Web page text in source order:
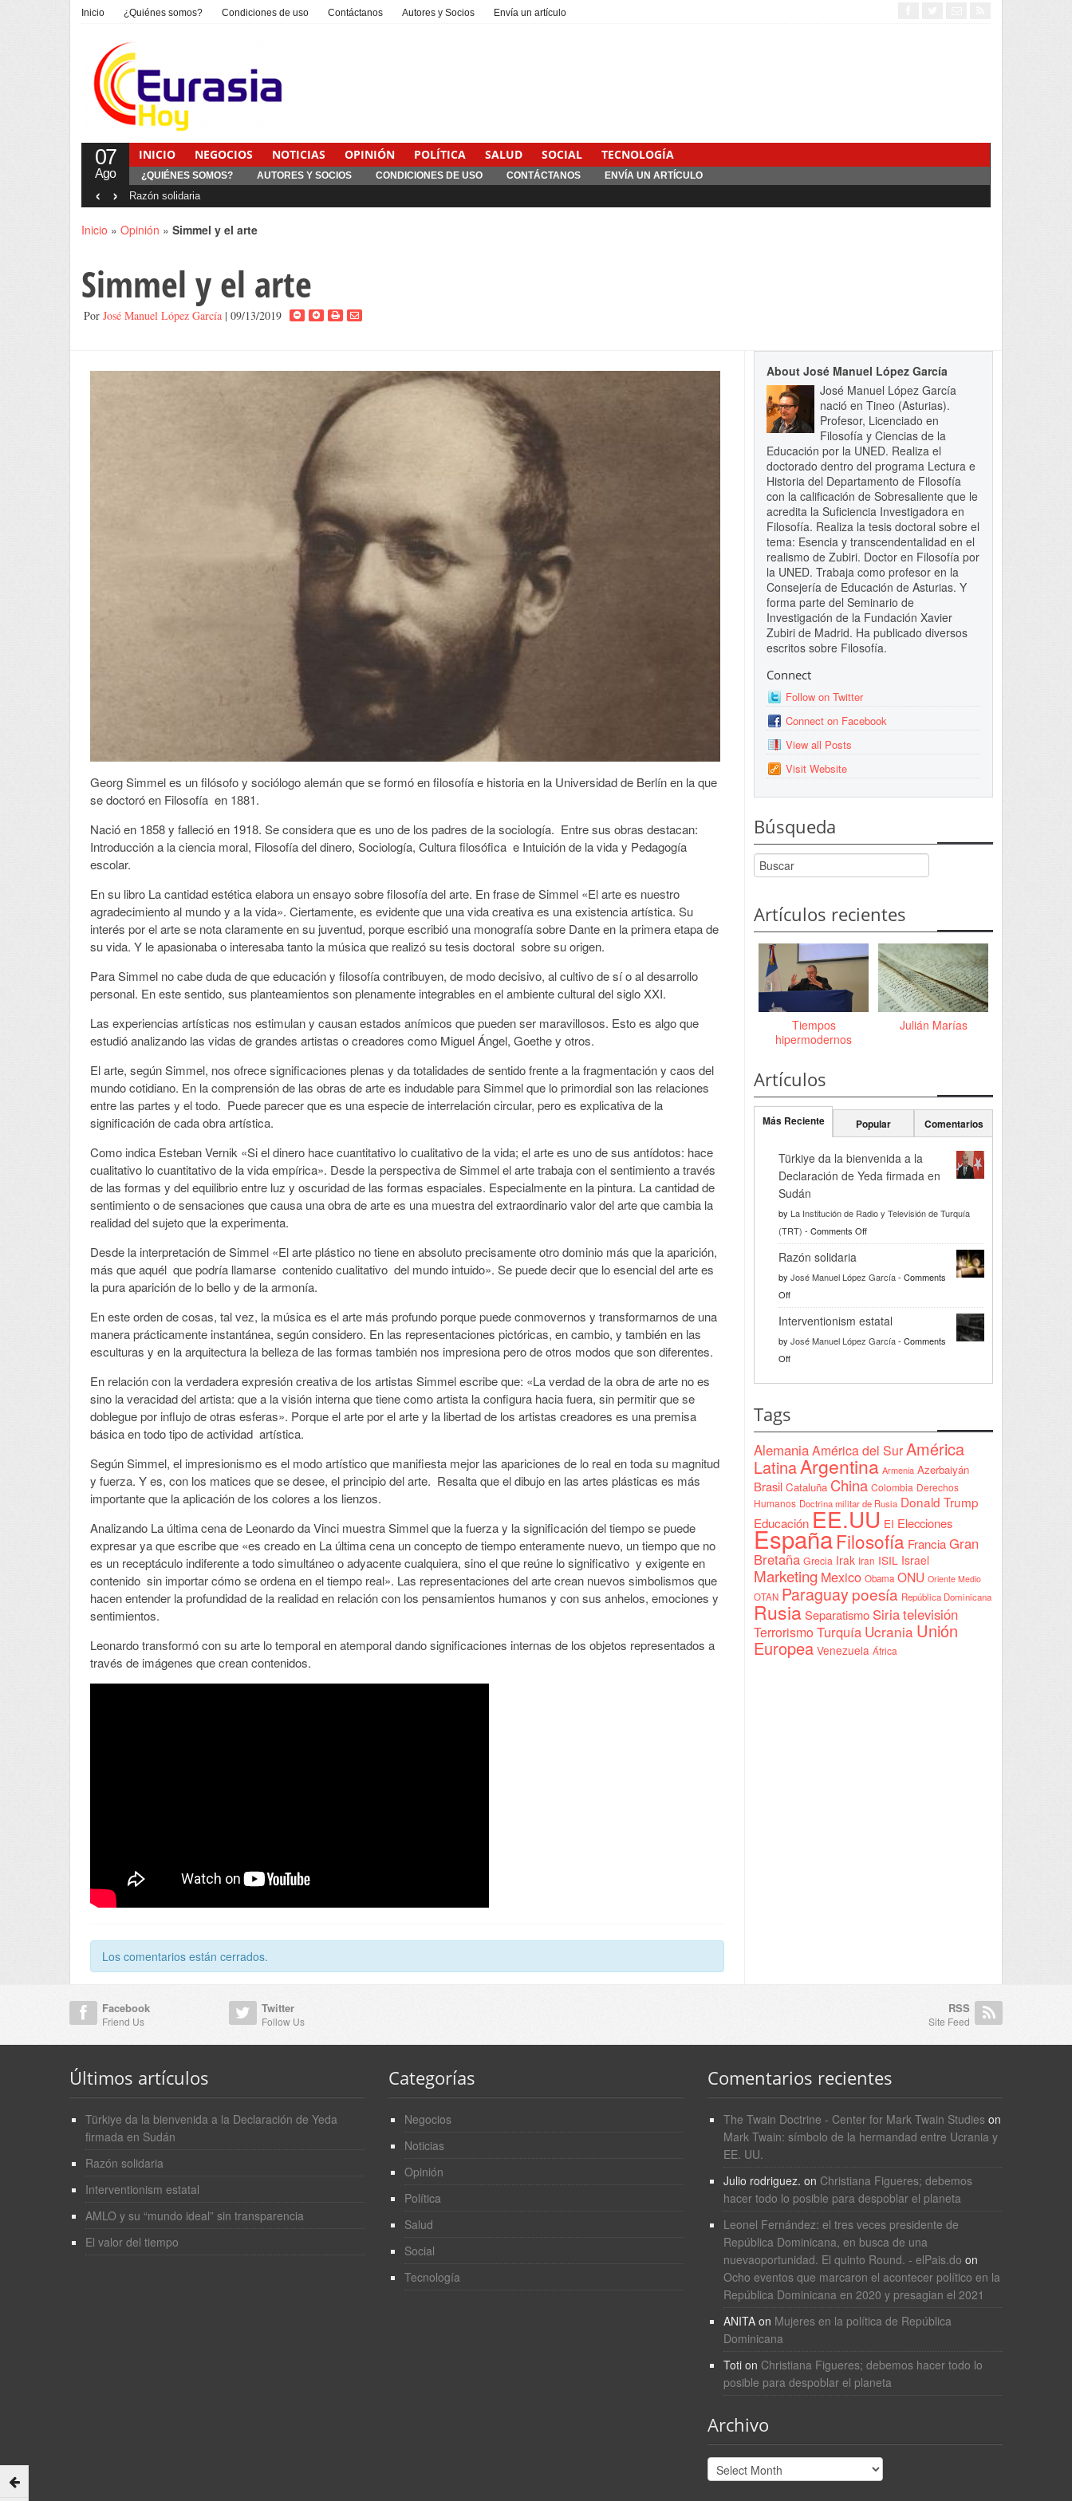
Inicio ¿Quiénes somos? Condiciones de uso Contáctanos Autores y Socios Envía un artículo
07
Ago
INICIO NEGOCIOS NOTICIAS OPINIÓN POLÍTICA SALUD SOCIAL TECNOLOGÍA
¿QUIÉNES SOMOS? AUTORES Y SOCIOS CONDICIONES DE USO CONTÁCTANOS ENVÍA UN ARTÍCULO
Interventionism estatal
‹ ›
Inicio » Opinión » Simmel y el arte
Simmel y el arte
Por José Manuel López García | 09/13/2019
Georg Simmel es un filósofo y sociólogo alemán que se formó en filosofía e historia en la Universidad de Berlín en la que
se doctoró en Filosofía en 1881.
Nació en 1858 y falleció en 1918. Se considera que es uno de los padres de la sociología. Entre sus obras destacan:
Introducción a la ciencia moral, Filosofía del dinero, Sociología, Cultura filosófica e Intuición de la vida y Pedagogía
escolar.
En su libro La cantidad estética elabora un ensayo sobre filosofía del arte. En frase de Simmel «El arte es nuestro
agradecimiento al mundo y a la vida». Ciertamente, es evidente que una vida creativa es una existencia artística. Su
interés por el arte se nota claramente en su juventud, porque escribió una monografía sobre Dante en la primera etapa de
su vida. Y le apasionaba o interesaba tanto la música que realizó su tesis doctoral sobre su origen.
Para Simmel no cabe duda de que educación y filosofía contribuyen, de modo decisivo, al cultivo de sí o al desarrollo
personal. En este sentido, sus planteamientos son plenamente integrables en el ambiente cultural del siglo XXI.
Las experiencias artísticas nos estimulan y causan estados anímicos que pueden ser maravillosos. Esto es algo que
estudió analizando las vidas de grandes artistas o creadores como Miguel Ángel, Goethe y otros.
El arte, según Simmel, nos ofrece significaciones plenas y da totalidades de sentido frente a la fragmentación y caos del
mundo cotidiano. En la comprensión de las obras de arte es indudable para Simmel que lo primordial son las relaciones
entre las partes y el todo. Puede parecer que es una especie de interrelación circular, pero es explicativa de la
significación de cada obra artística.
Como indica Esteban Vernik «Si el dinero hace cuantitativo lo cualitativo de la vida; el arte es uno de sus antídotos: hace
cualitativo lo cuantitativo de la vida empírica». Desde la perspectiva de Simmel el arte trabaja con el sentimiento a través
de las formas y del equilibrio entre luz y oscuridad de las formas espaciales. Especialmente en la pintura. La cantidad de
sentimiento o de sensaciones que causa una obra de arte es una muestra del extraordinario valor del arte que cambia la
realidad del sujeto que la experimenta.
Desde la interpretación de Simmel «El arte plástico no tiene en absoluto precisamente otro dominio más que la aparición,
más que aquél que podría llamarse contenido cualitativo del mundo intuido». Se puede decir que lo esencial del arte es
la pura aparición de lo bello y de la armonía.
En este orden de cosas, tal vez, la música es el arte más profundo porque puede conmovernos y transformarnos de una
manera prácticamente instantánea, según considero. En las representaciones pictóricas, en cambio, y también en las
esculturas y en la arquitectura la belleza de las formas también nos impresiona pero de otros modos que son diferentes.
En relación con la verdadera expresión creativa de los artistas Simmel escribe que: «La verdad de la obra de arte no es
sino la veracidad del artista: que a la visión interna que tiene como artista la configura hacia fuera, sin permitir que se
doblegue por influjo de otras esferas». Porque el arte por el arte y la libertad de los artistas creadores es una premisa
básica en todo tipo de actividad artística.
Según Simmel, el impresionismo es el modo artístico que manifiesta mejor las apariciones de lo real en toda su magnitud
y fuerza. Y es, con los matices que se desee, el principio del arte. Resalta que el dibujo en las artes plásticas es más
importante que la aplicación de los colores a los lienzos.
Analizando La última cena de Leonardo da Vinci muestra Simmel que la fuerza y la significación del tiempo se puede
expresar ya que escribe que «es creado en La última cena un concepto de tiempo enteramente nuevo, un tiempo que no
es un receptáculo indiferente a todo simultáneo o adyacente cualquiera, sino el que reúne lo significativo y exigente en
contenido sin importar cómo se ordena en el tiempo real». Las representaciones del arte crean nuevos simbolismos que
hacen entender la profundidad de la realidad en relación con los pensamientos humanos y con sus anhelos, emociones y
sentimientos.
Leonardo transformó con su arte lo temporal en atemporal dando significaciones internas de los objetos representados a
través de imágenes que crean contenidos.
Los comentarios están cerrados.
About José Manuel López García
José Manuel López García
nació en Tineo (Asturias).
Profesor, Licenciado en
Filosofía y Ciencias de la
Educación por la UNED. Realiza el
doctorado dentro del programa Lectura e
Historia del Departamento de Filosofía
con la calificación de Sobresaliente que le
acredita la Suficiencia Investigadora en
Filosofía. Realiza la tesis doctoral sobre el
tema: Esencia y transcendentalidad en el
realismo de Zubiri. Doctor en Filosofía por
la UNED. Trabaja como profesor en la
Consejería de Educación de Asturias. Y
forma parte del Seminario de
Investigación de la Fundación Xavier
Zubiri de Madrid. Ha publicado diversos
escritos sobre Filosofía.
Connect
Follow on Twitter
Connect on Facebook
View all Posts
Visit Website
Búsqueda
Artículos recientes
Tiempos
hipermodernos
Julián Marías
Artículos
Más Reciente Popular Comentarios
Türkiye da la bienvenida a la
Declaración de Yeda firmada en
Sudán
by La Institución de Radio y Televisión de Turquía
(TRT) - Comments Offon
Türkiye
la
a
Yeda
Razón solidaria
by José Manuel López García- Comments
Offon
Razón
solidaria
Interventionism estatal
by José Manuel López García- Comments
Offon
Tags
AlemaniaAmérica del SurAmérica
LatinaArgentina Armenia Azerbaiyán
Brasil Cataluña China Colombia Derechos
Humanos Doctrina militar de Rusia Donald Trump
EducaciónEE.UU EI Elecciones
EspañaFilosofía FranciaGran
Bretaña Grecia Irak Iran ISIL Israel
Marketing Mexico Obama ONU Oriente Medio
OTAN Paraguaypoesía República Dominicana
RusiaSeparatismo Siriatelevisión
Terrorismo Turquía Ucrania Unión
Europea Venezuela África
Facebook
Friend Us
Twitter
Follow Us
RSS
Site Feed
Últimos artículos
Türkiye da la bienvenida a la Declaración de Yeda
firmada en Sudán
Razón solidaria
Interventionism estatal
AMLO y su “mundo ideal” sin transparencia
El valor del tiempo
Categorías
Negocios
Noticias
Opinión
Política
Salud
Social
Tecnología
Comentarios recientes
The Twain Doctrine - Center for Mark Twain Studies on
Mark Twain: símbolo de la hermandad entre Ucrania y
EE. UU.
Julio rodriguez. on Christiana Figueres; debemos
hacer todo lo posible para despoblar el planeta
Leonel Fernández: el tres veces presidente de
República Dominicana, en busca de una
nuevaoportunidad. El quinto Round. - elPais.do on
Ocho eventos que marcaron el acontecer político en la
República Dominicana en 2020 y presagian el 2021
ANITA on Mujeres en la política de República
Dominicana
Toti on Christiana Figueres; debemos hacer todo lo
posible para despoblar el planeta
Archivo
Archivo